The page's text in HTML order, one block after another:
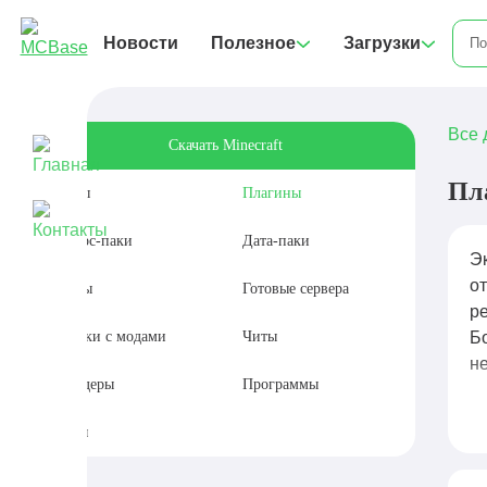
Новости Полезное Загрузки
Скачать Minecraft
Моды Плагины
Ресурс-паки Дата-паки
Карты Готовые сервера
Сборки с модами Читы
Шейдеры Программы
Сиды
Все